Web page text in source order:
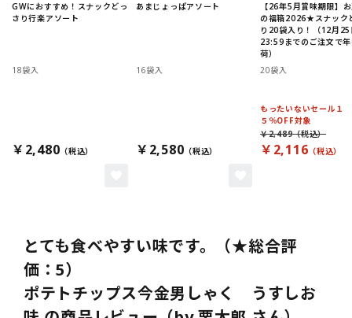
GWにおすすめ！スナックどっ
さり行楽アソート
18袋入
￥2,480
あまじょっぱアソート
16袋入
￥2,580
【26年5月賞味期限】
の福箱2026★スナック
り20袋入り！（12月25
23:59までのご注文で
荷）
20袋入
もったいないセール１
５％OFF対象
￥2,116
￥2,489
とても食べやすい味です。（★総合評
価：5）
ポテトチップス今金男しゃく うすしお